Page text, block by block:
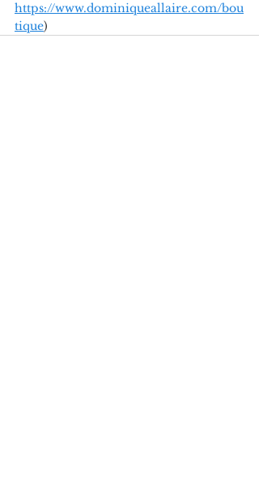
https://www.dominiqueallaire.com/bou
tique)